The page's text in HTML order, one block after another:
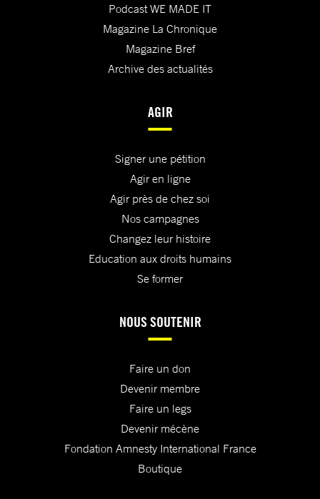
Podcast WE MADE IT
Magazine La Chronique
Magazine Bref
Archive des actualités
AGIR
Signer une pétition
Agir en ligne
Agir près de chez soi
Nos campagnes
Changez leur histoire
Education aux droits humains
Se former
NOUS SOUTENIR
Faire un don
Devenir membre
Faire un legs
Devenir mécène
Fondation Amnesty International France
Boutique